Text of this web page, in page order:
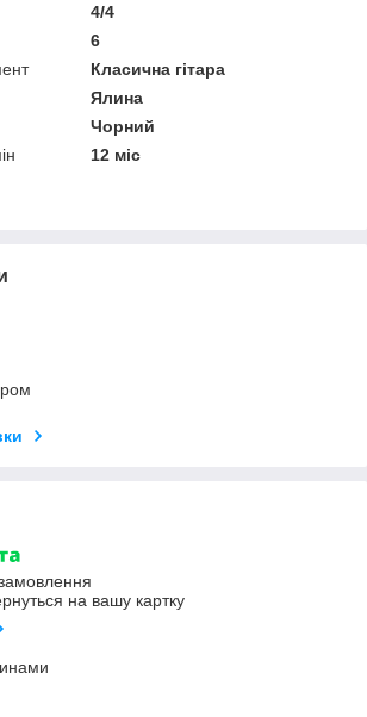
4/4
6
Класична гітара
Ялина
Чорний
12 міс
на вашу картку